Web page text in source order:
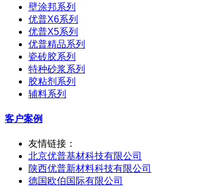
壁涂邦系列
优普X6系列
优普X5系列
优普精品系列
瓷砖胶系列
特种砂浆系列
胶粘剂系列
辅料系列
客户案例
友情链接：
北京优普基材科技有限公司
陕西优普新材料科技有限公司
德国欧伯国际有限公司